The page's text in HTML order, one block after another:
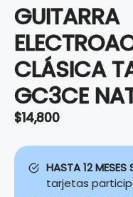
GUITARRA
CLÁSICA
GC3CE
$14,800
HASTA 12 MESES
tarjetas